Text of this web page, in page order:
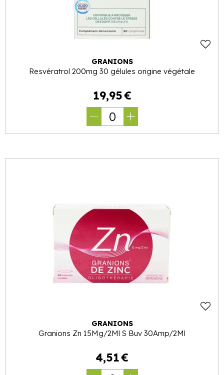
GRANIONS
Resvératrol 200mg 30 gélules origine végétale
19,95€
0
GRANIONS
Granions Zn 15Mg/2Ml S Buv 30Amp/2Ml
4,51€